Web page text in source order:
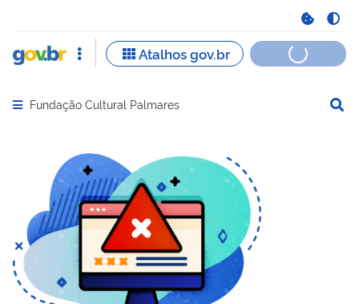
Abrir menu principal de navegação
Fundação Cultural Palmares